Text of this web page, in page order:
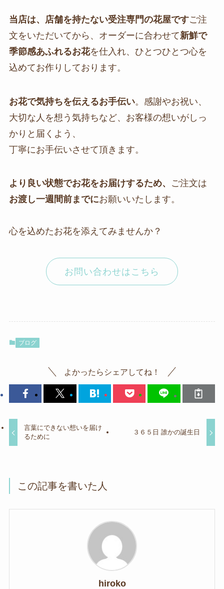
当店は、店舗を持たない受注専門の花屋ですご注
文をいただいてから、オーダーに合わせて新鮮で
季節感あふれるお花を仕入れ、ひとつひとつ心を
込めてお作りしております。
お花で気持ちを伝えるお手伝い。感謝やお祝い、
大切な人を想う気持ちなど、お客様の想いがしっ
かりと届くよう、
丁寧にお手伝いさせて頂きます。
より良い状態でお花をお届けするため、 ご注文は
お渡し一週間前までにお願いいたします。
心を込めたお花を添えてみませんか？
お問い合わせはこちら
ブログ
よかったらシェアしてね！
言葉にできない想いを届け
るために
３６５日 誰かの誕生日
この記事を書いた人
hiroko